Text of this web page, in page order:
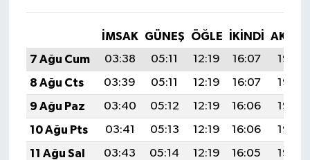
İMSAK GÜNEŞ ÖĞLE İKINDI
7 Ağu Cum
03:38 05:11 12:19 16:07
19:18
8 Ağu Cts
03:39 05:11 12:19 16:07
19:17
9 Ağu Paz
03:40 05:12 12:19 16:06
19:16
10 Ağu Pts
03:41 05:13 12:19 16:06
19:15
11 Ağu Sal
03:43 05:14 12:19 16:05
19:14